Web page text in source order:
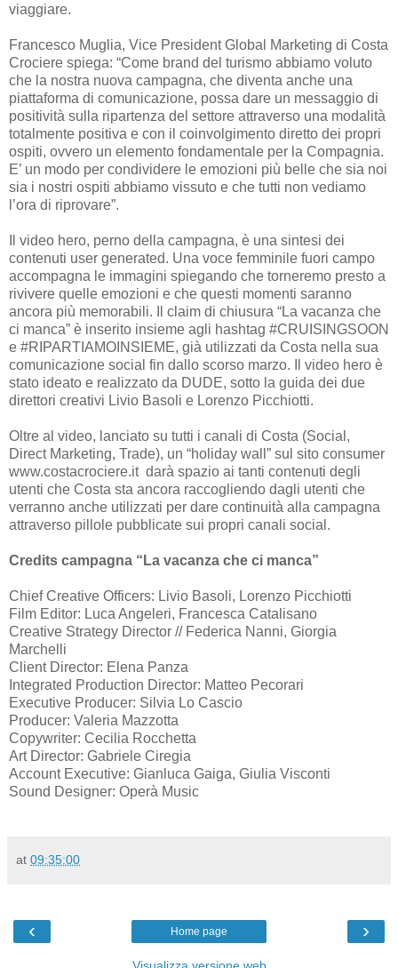
viaggiare.
Francesco Muglia, Vice President Global Marketing di Costa
Crociere spiega: “Come brand del turismo abbiamo voluto
che la nostra nuova campagna, che diventa anche una
piattaforma di comunicazione, possa dare un messaggio di
positività sulla ripartenza del settore attraverso una modalità
totalmente positiva e con il coinvolgimento diretto dei propri
ospiti, ovvero un elemento fondamentale per la Compagnia.
E’ un modo per condividere le emozioni più belle che sia noi
sia i nostri ospiti abbiamo vissuto e che tutti non vediamo
l’ora di riprovare”.
Il video hero, perno della campagna, è una sintesi dei
contenuti user generated. Una voce femminile fuori campo
accompagna le immagini spiegando che torneremo presto a
rivivere quelle emozioni e che questi momenti saranno
ancora più memorabili. Il claim di chiusura “La vacanza che
ci manca” è inserito insieme agli hashtag #CRUISINGSOON
e #RIPARTIAMOINSIEME, già utilizzati da Costa nella sua
comunicazione social fin dallo scorso marzo. Il video hero è
stato ideato e realizzato da DUDE, sotto la guida dei due
direttori creativi Livio Basoli e Lorenzo Picchiotti.
Oltre al video, lanciato su tutti i canali di Costa (Social,
Direct Marketing, Trade), un “holiday wall” sul sito consumer
www.costacrociere.it darà spazio ai tanti contenuti degli
utenti che Costa sta ancora raccogliendo dagli utenti che
verranno anche utilizzati per dare continuità alla campagna
attraverso pillole pubblicate sui propri canali social.
Credits campagna “La vacanza che ci manca”
Chief Creative Officers: Livio Basoli, Lorenzo Picchiotti
Film Editor: Luca Angeleri, Francesca Catalisano
Creative Strategy Director // Federica Nanni, Giorgia
Marchelli
Client Director: Elena Panza
Integrated Production Director: Matteo Pecorari
Executive Producer: Silvia Lo Cascio
Producer: Valeria Mazzotta
Copywriter: Cecilia Rocchetta
Art Director: Gabriele Ciregia
Account Executive: Gianluca Gaiga, Giulia Visconti
Sound Designer: Operà Music
at 09:35:00
‹ ›
Home page